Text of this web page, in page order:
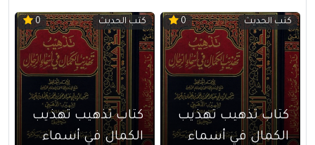
كتب الحديث 0
كتاب تذهيب تهذيب
الكمال في أسماء
كتب الحديث 0
كتاب تذهيب تهذيب
الكمال في أسماء